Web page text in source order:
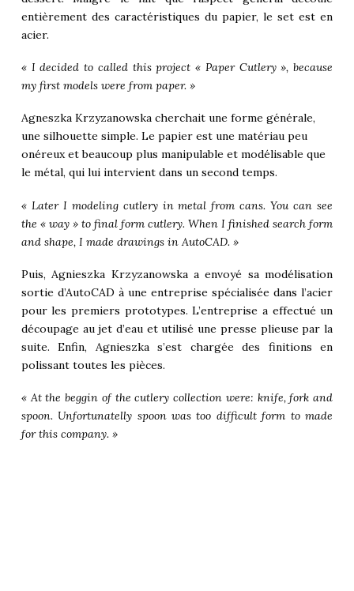
entièrement des caractéristiques du papier, le set est en
acier.
« I decided to called this project « Paper Cutlery », because
my first models were from paper. »
Agneszka Krzyzanowska cherchait une forme générale,
une silhouette simple. Le papier est une matériau peu
onéreux et beaucoup plus manipulable et modélisable que
le métal, qui lui intervient dans un second temps.
« Later I modeling cutlery in metal from cans. You can see
the « way » to final form cutlery. When I finished search form
and shape, I made drawings in AutoCAD. »
Puis, Agnieszka Krzyzanowska a envoyé sa modélisation
sortie d’AutoCAD à une entreprise spécialisée dans l’acier
pour les premiers prototypes. L’entreprise a effectué un
découpage au jet d’eau et utilisé une presse plieuse par la
suite. Enfin, Agnieszka s’est chargée des finitions en
polissant toutes les pièces.
« At the beggin of the cutlery collection were: knife, fork and
spoon. Unfortunatelly spoon was too difficult form to made
for this company. »